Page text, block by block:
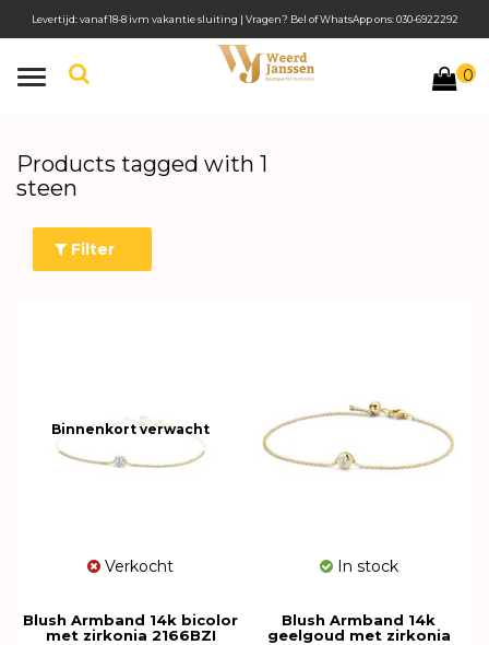
Toggle
0
Levertijd: vanaf 18-8 ivm vakantie sluiting | Vragen? Bel of WhatsApp ons: 030-6922292
Products tagged with 1
steen
Filter
Binnenkort verwacht
Verkocht
Blush Armband 14k bicolor
met zirkonia 2166BZI
In stock
Blush Armband 14k
geelgoud met zirkonia